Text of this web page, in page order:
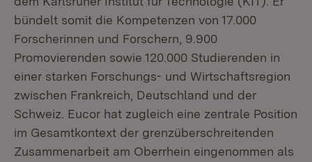
bündelt somit die Kompetenzen von 17.000
Forscherinnen und Forschern, 9.900
Promovierenden sowie 120.000 Studierenden in
einer starken Forschungs- und Wirtschaftsregion
zwischen Frankreich, Deutschland und der
Schweiz. Eucor hat zugleich eine zentrale Position
im Gesamtkontext der grenzüberschreitenden
Zusammenarbeit am Oberrhein eingenommen als